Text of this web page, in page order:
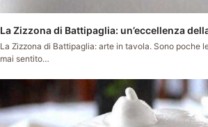
La Zizzona di Battipaglia: un’eccellenza
La Zizzona di Battipaglia: arte in tavola. Sono poche
mai sentito…